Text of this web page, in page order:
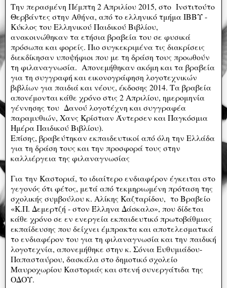
Την περασμένη Πέμπτη 2 Απριλίου 2015, στο Ινστιτούτο
Θερβάντες στην Αθήνα, από το ελληνικό τμήμα ΙΒΒΥ -
Κύκλος του Ελληνικού Παιδικού Βιβλίου,
ανακοινώθηκαν τα ετήσια βραβεία του σε φυσικά
πρόσωπα και φορείς. Πιο συγκεκριμένα τις διακρίσεις
διεκδίκησαν υποψήφιοι που με τη δράση τους προωθούν
τη φιλαναγνωσία. Απονεμήθηκαν ακόμη και τα βραβεία
για τη συγγραφή και εικονογράφηση λογοτεχνικών
βιβλίων για παιδιά και νέους, έκδοσης 2014. Τα βραβεία
απονέμονται κάθε χρόνο στις 2 Απριλίου, ημερομηνία
γέννησης του Δανού λογοτέχνη και συγγραφέα
παραμυθιών, Χανς Κρίστιαν Άντερσεν και Παγκόσμια
Ημέρα Παιδικού Βιβλίου).
Επίσης, βραβεύτηκαν εκπαιδευτικοί από όλη την Ελλάδα
για τη δράση τους και την προσφορά τους στην
καλλιέργεια της φιλαναγνωσίας
Για την Καστοριά, το ιδιαίτερο ενδιαφέρον έγκειται στο
γεγονός ότι φέτος, μετά από τεκμηριωμένη πρόταση της
σχολικής συμβούλου κ. Αλίκης Καζταρίδου, το Βραβείο
«Κ.Π. Δεμερτζή - στον Έλληνα Δάσκαλο», που δίδεται
κάθε χρόνο σε εν ενεργεία εκπαιδευτικό πρωτοβάθμιας
εκπαίδευσης που δείχνει έμπρακτα και αποτελεσματικά
το ενδιαφέρον του για τη φιλαναγνωσία και την παιδική
λογοτεχνία, απονεμήθηκε στην κ. Σόνια Ευθυμιάδου-
Παπασταύρου, δασκάλα στο δημοτικό σχολείο
Μαυροχωρίου Καστοριάς και στενή συνεργάτιδα της
ΟΔΟΥ.